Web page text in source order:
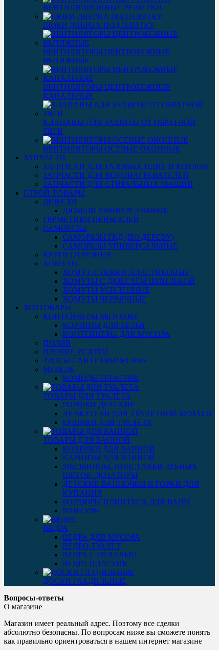
ВЕНТИЛЯЦИОННЫЕ РЕШЕТКИ
ЛЮКИ ДВЕРЦА ПОД ПЛИТКУ
ВЕНТИЛЯТОРЫ ЦЕНТРОБЕЖНЫЕ
ВЫТЯЖНЫЕ
ВЕНТИЛЯТОРЫ ЦЕНТРОБЕЖНЫЕ
КАНАЛЬНЫЕ
КЛАПАНЫ ДЛЯ ЗАЩИТЫ ОТ ОБРАТНОЙ
ТЯГИ
ВЕНТИЛЯТОРЫ ОСЕВЫЕ ОКОННЫЕ
ЗАПЧАСТИ
ЗАПЧАСТИ ДЛЯ ГАЗОВЫХ ПЛИТ И КОТЛОВ
ЗАПЧАСТИ ДЛЯ ВОДОНАГРЕВАТЕЛЕЙ
ЗАПЧАСТИ ДЛЯ СТИРАЛЬНЫХ МАШИН
СТРОЙ-ТОВАРЫ
ДЮБЕЛИ
ДЮБЕЛИ УНИВЕРСАЛЬНЫЕ
ГЕРМЕТИКИ ПЕНЫ КЛЕЙ
САМОРЕЗЫ
САМОРЕЗЫ ГКД (ПО ДЕРЕВУ)
САМОРЕЗЫ УНИВЕРСАЛЬНЫЕ
КРУГИ ОТРЕЗНЫЕ
ХОМУТЫ
ХОМУТ-СТЯЖКИ ПЛАСТИКОВЫЕ
ХОМУТЫ С ДЮБЕЛЕМ ШПИЛЬКОЙ
ХОМУТЫ УСИЛЕННЫЕ
ХОМУТЫ ЧЕРВЯЧНЫЕ
ХОЗТОВАРЫ
КОНТЕЙНЕРЫ БЫТОВЫЕ
КОРЗИНЫ ДЛЯ БЕЛЬЯ
КОНТЕЙНЕРЫ ДЛЯ МУСОРА
ПОЛИВ
ПРОЧИЕ УСЛУГИ
ТРОСЫ САНТЕХНИЧЕСКИЕ
МЕБЕЛЬ
КОМОДЫ-ПЛАСТИК
ТОВАРЫ ДЛЯ ТУАЛЕТА
ГОРШКИ ДЕТСКИЕ
ДЕРЖАТЕЛИ ДЛЯ ТУАЛЕТНОЙ БУМАГИ
ЕРШИКИ ДЛЯ ТУАЛЕТА
ТОВАРЫ ДЛЯ ВАННОЙ
КОВРИКИ ДЛЯ ВАННОЙ
КАРНИЗЫ ДЛЯ ВАННОЙ
МЫЛЬНИЦЫ, ПОДСТАВКИ ЗУБНЫХ
ЩЕТОК, ДОЗАТОРЫ
ДЕТСКИЕ ВАННОЧКИ И ГОРКИ ДЛЯ
КУПАНИЯ
БОРДЮРЫ ПЛИНТУСА ДЛЯ ВАНН
ВАНТУЗЫ
ВЕДРА
ВЕДРА ДЛЯ МУСОРА
ВЕДРО-ТУАЛЕТ
ВЕДРА С ПЕДАЛЬЮ
ВЕДРА ПЛАСТИК
ДОСКИ ГЛАДИЛЬНЫЕ
Вопросы-ответы
О магазине
Магазин имеет реальный адрес. Поэтому все сделки
абсолютно безопасны. По вопросам ниже вы сможете понять
как правильно ориентроваться в нашем интернет магазине